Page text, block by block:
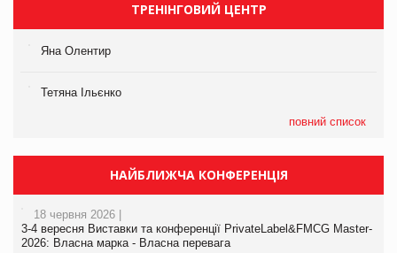
ТРЕНІНГОВИЙ ЦЕНТР
Яна Олентир
Тетяна Ільєнко
повний список
НАЙБЛИЖЧА КОНФЕРЕНЦІЯ
18 червня 2026 |
3-4 вересня Виставки та конференції PrivateLabel&FMCG Master-
2026: Власна марка - Власна перевага